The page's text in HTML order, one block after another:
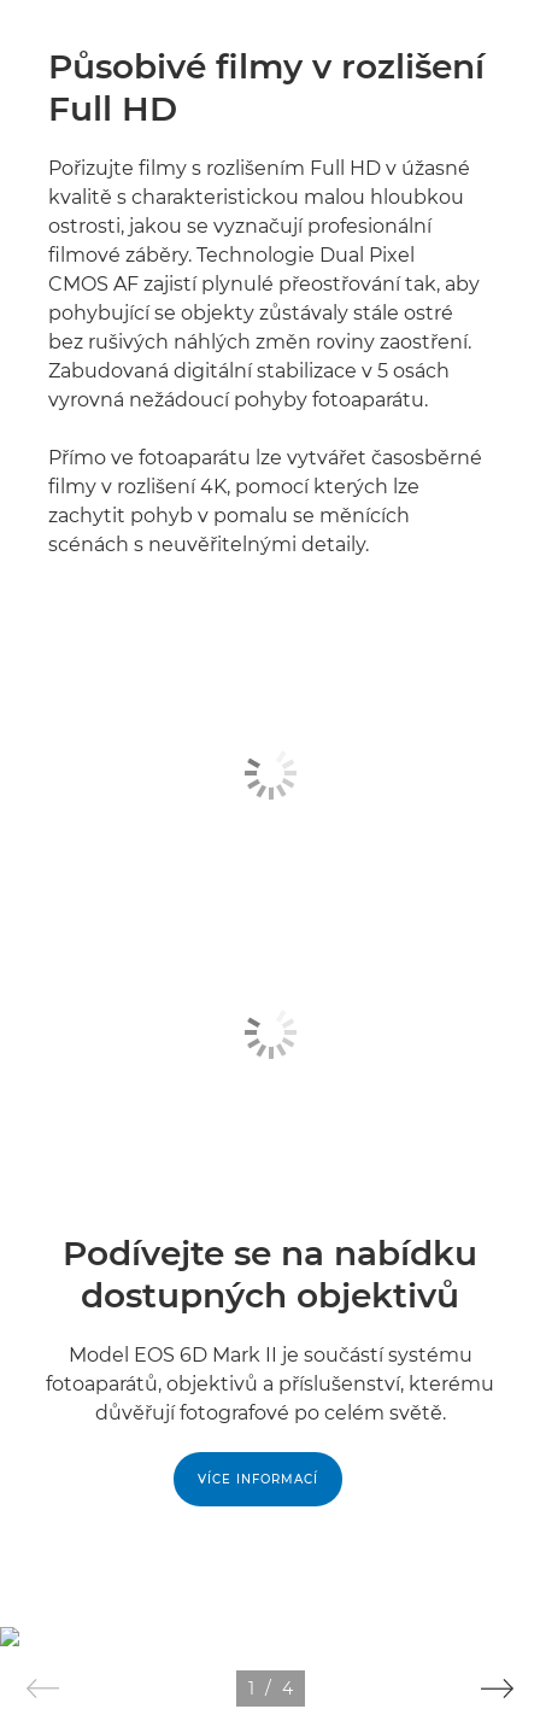
Působivé filmy v rozlišení
Full HD
Pořizujte filmy s rozlišením Full HD v úžasné
kvalitě s charakteristickou malou hloubkou
ostrosti, jakou se vyznačují profesionální
filmové záběry. Technologie Dual Pixel
CMOS AF zajistí plynulé přeostřování tak, aby
pohybující se objekty zůstávaly stále ostré
bez rušivých náhlých změn roviny zaostření.
Zabudovaná digitální stabilizace v 5 osách
vyrovná nežádoucí pohyby fotoaparátu.
Přímo ve fotoaparátu lze vytvářet časosběrné
filmy v rozlišení 4K, pomocí kterých lze
zachytit pohyb v pomalu se měnících
scénách s neuvěřitelnými detaily.
Podívejte se na nabídku
dostupných objektivů
Model EOS 6D Mark II je součástí systému
fotoaparátů, objektivů a příslušenství, kterému
důvěřují fotografové po celém světě.
VÍCE INFORMACÍ
1 / 4